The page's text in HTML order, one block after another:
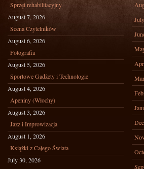
Sprzęt rehabilitacyjny
August 7, 2026
Scena Czytelników
August 6, 2026
Fotografia
August 5, 2026
Sportowe Gadżety i Technologie
August 4, 2026
Apeniny (Włochy)
August 3, 2026
Jazz i Improwizacja
August 1, 2026
Książki z Całego Świata
July 30, 2026